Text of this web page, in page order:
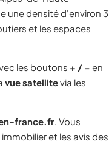
une densité d'environ 3
et les espaces
les boutons + / − en
vue satellitevia les
france.fr. Vous
et les avis des